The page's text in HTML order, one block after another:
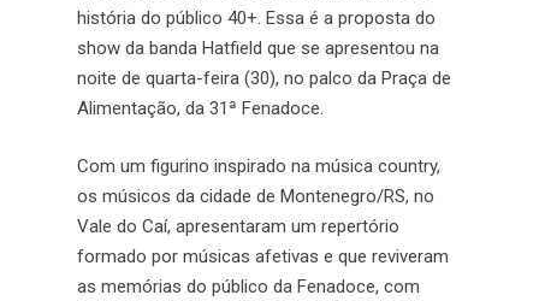
história do público 40+. Essa é a proposta do
show da banda Hatfield que se apresentou na
noite de quarta-feira (30), no palco da Praça de
Alimentação, da 31ª Fenadoce.
Com um figurino inspirado na música country,
os músicos da cidade de Montenegro/RS, no
Vale do Caí, apresentaram um repertório
formado por músicas afetivas e que reviveram
as memórias do público da Fenadoce, com